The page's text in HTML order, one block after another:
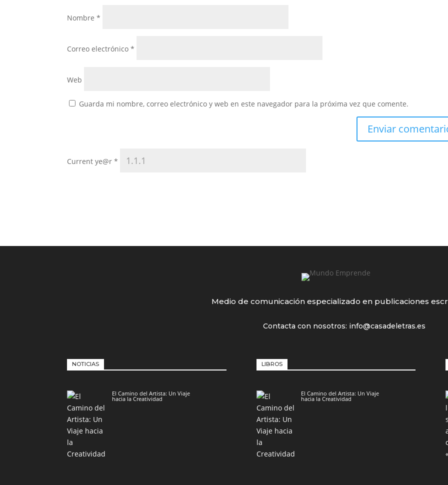
Nombre*
Correo electrónico*
Web
Guarda mi nombre, correo electrónico y web en este navegador para la próxima vez que comente.
Current ye@r*
Medio de comunicación especializado en publicaciones
Contacta con nosotros: info@casadeletras.es
NOTICIAS
El Camino del Artista: Un Viaje
hacia la Creatividad
LIBROS
El Camino del Artista: Un Viaje
hacia la Creatividad